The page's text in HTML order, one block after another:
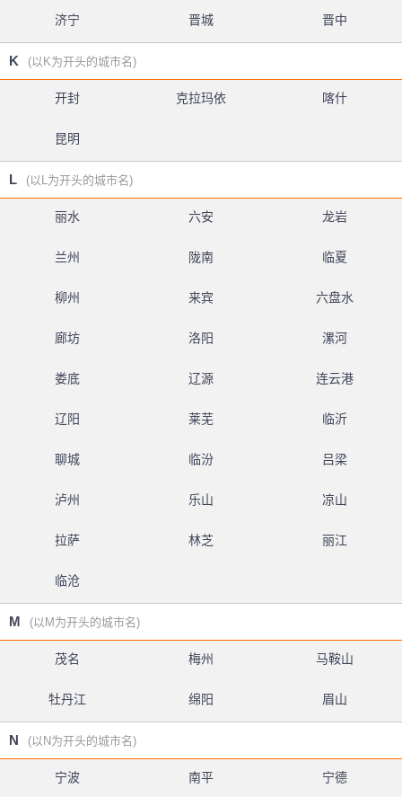
济宁 晋城 晋中
K (以K为开头的城市名)
开封 克拉玛依 喀什
昆明
L (以L为开头的城市名)
丽水 六安 龙岩
兰州 陇南 临夏
柳州 来宾 六盘水
廊坊 洛阳 漯河
娄底 辽源 连云港
辽阳 莱芜 临沂
聊城 临汾 吕梁
泸州 乐山 凉山
拉萨 林芝 丽江
临沧
M (以M为开头的城市名)
茂名 梅州 马鞍山
牡丹江 绵阳 眉山
N (以N为开头的城市名)
宁波 南平 宁德